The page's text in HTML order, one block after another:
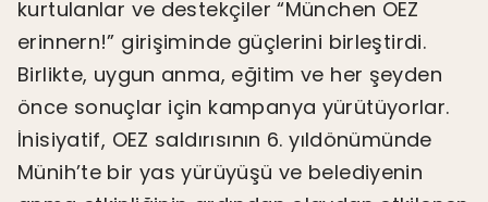
kurtulanlar ve destekçiler “München OEZ
erinnern!” girişiminde güçlerini birleştirdi.
Birlikte, uygun anma, eğitim ve her şeyden
önce sonuçlar için kampanya yürütüyorlar.
İnisiyatif, OEZ saldırısının 6. yıldönümünde
Münih’te bir yas yürüyüşü ve belediyenin